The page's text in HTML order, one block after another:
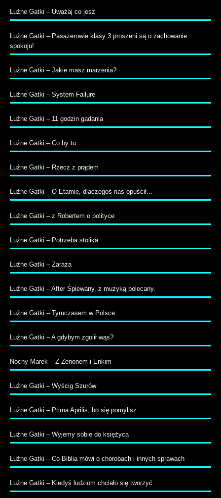
Luźne Gatki – Uważaj co jesz
Luźne Gatki – Pasażerowie klasy 3 proszeni są o zachowanie
spokoju!
Luźne Gatki – Jakie masz marzenia?
Luźne Gatki – System Failure
Luźne Gatki – 11 godzin gadania
Luźne Gatki – Co by tu…
Luźne Gatki – Rzecz z prądem
Luźne Gatki – O Etamie, dlaczegoś nas opuścił…
Luźne Gatki – z Robertem o polityce
Luźne Gatki – Potrzeba stolika
Luźne Gatki – Zaraza
Luźne Gatki – After Śpiewany, z muzyką polecany.
Luźne Gatki – Tymczasem w Polsce
Luźne Gatki – A gdybym zgolił wąs?
Nocny Marek – Z Zenonem i Enkim
Luźne Gatki – Wyścig Szurów
Luźne Gatki – Prima Aprilis, bo się pomylisz
Luźne Gatki – Wyjemy sobie do księżyca
Luźne Gatki – Co Biblia mówi o chorobach i innych sprawach
Luźne Gatki – Kiedyś ludziom chciało się tworzyć